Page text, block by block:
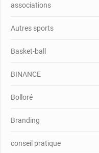
associations
Autres sports
Basket-ball
BINANCE
Bolloré
Branding
conseil pratique